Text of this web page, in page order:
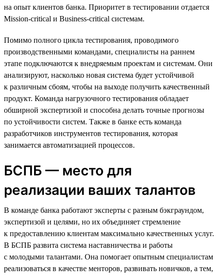
на опыт клиентов банка. Приоритет в тестировании отдается
Mission-critical и Business-critical системам.
Помимо полного цикла тестирования, проводимого
производственными командами, специалисты на раннем
этапе подключаются к внедряемым проектам и системам. Они
анализируют, насколько новая система будет устойчивой
к различным сбоям, чтобы на выходе получить качественный
продукт. Команда нагрузочного тестирования обладает
обширной экспертизой и способна делать точные прогнозы
по устойчивости систем. Также в банке есть команда
разработчиков инструментов тестирования, которая
занимается автоматизацией процессов.
БСПБ — место для
реализации ваших талантов
В команде банка работают эксперты с разным бэкграундом,
экспертизой и целями, но их объединяет стремление
к предоставлению клиентам максимально качественных услуг.
В БСПБ развита система наставничества и работы
с молодыми талантами. Она помогает опытным специалистам
реализоваться в качестве менторов, развивать новичков, а тем,